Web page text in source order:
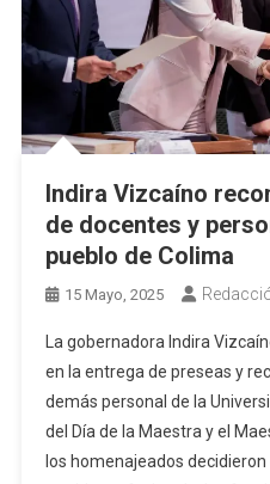
Indira Vizcaíno
de docentes y
pueblo de Colima
15 Mayo, 2025
La gobernadora Indira
en la entrega de preseas y
demás personal de la
del Día de la Maestra y el
los homenajeados